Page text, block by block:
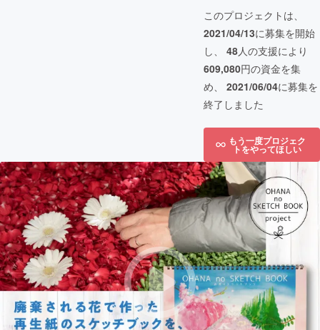
このプロジェクトは、
2021/04/13に募集を開始
し、 48人の支援により
609,080円の資金を集
め、 2021/06/04に募集を
終了しました
もう一度プロジェク
トをやってほしい